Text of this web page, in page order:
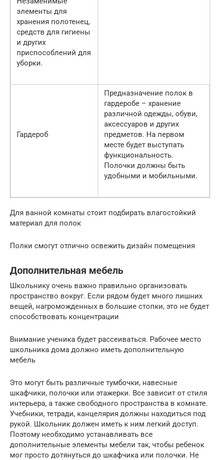
элементы для
хранения полотенец,
средств для гигиены
и других
приспособлений для
уборки.
Гардероб
Предназначение полок в
гардеробе – хранение
различной одежды, обуви,
аксессуаров и других
предметов. На первом
месте будет выступать
функциональность.
Полочки должны быть
удобными и мобильными.
Для ванной комнаты стоит подбирать влагостойкий
материал для полок
Полки смогут отлично освежить дизайн помещения
Дополнительная мебель
Школьнику очень важно правильно организовать
пространство вокруг. Если рядом будет много лишних
вещей, нагроможденных в большие стопки, это не будет
способствовать концентрации
Внимание ученика будет рассеиваться. Рабочее место
школьника дома должно иметь дополнительную
мебель
Это могут быть различные тумбочки, навесные
шкафчики, полочки или этажерки. Все зависит от стиля
интерьера, а также свободного пространства в комнате.
Учебники, тетради, канцелярия должны находиться под
рукой. Школьник должен иметь к ним легкий доступ.
Поэтому необходимо устанавливать все
дополнительные элементы мебели так, чтобы ребенок
мог просто дотянуться до шкафчика или полочки. Не